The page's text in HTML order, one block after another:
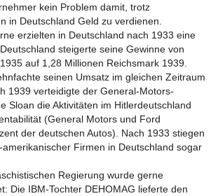
kein Problem damit, trotz
in Deutschland Geld zu verdienen.
erzielten in Deutschland nach 1933 eine
steigerte seine Gewinne von
auf 1,28 Millionen Reichsmark 1939.
seinen Umsatz im gleichen Zeitraum
1939 verteidigte der General-Motors-
Sloan die Aktivitäten im Hitlerdeutschland
(General Motors und Ford
der deutschen Autos). Nach 1933 stiegen
Firmen in Deutschland sogar
Regierung wurde gerne
Die IBM-Tochter DEHOMAG lieferte den